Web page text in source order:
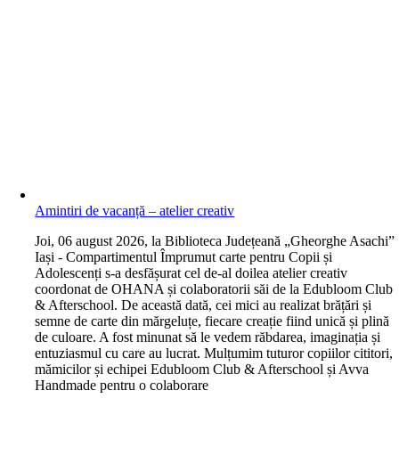
Amintiri de vacanță – atelier creativ
Joi, 06 august 2026, la Biblioteca Județeană „Gheorghe Asachi”
Iași - Compartimentul Împrumut carte pentru Copii și
Adolescenți s-a desfășurat cel de-al doilea atelier creativ
coordonat de OHANA și colaboratorii săi de la Edubloom Club
& Afterschool. De această dată, cei mici au realizat brățări și
semne de carte din mărgeluțe, fiecare creație fiind unică și plină
de culoare. A fost minunat să le vedem răbdarea, imaginația și
entuziasmul cu care au lucrat. Mulțumim tuturor copiilor cititori,
mămicilor și echipei Edubloom Club & Afterschool și Avva
Handmade pentru o colaborare